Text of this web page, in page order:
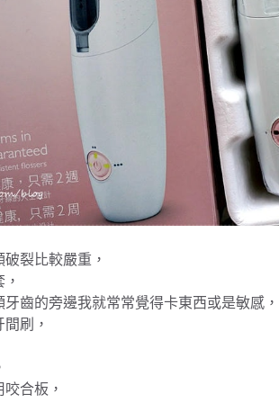
裂比較嚴重，
齒的旁邊我就常常覺得卡東西或是敏感，
刷，
合板，